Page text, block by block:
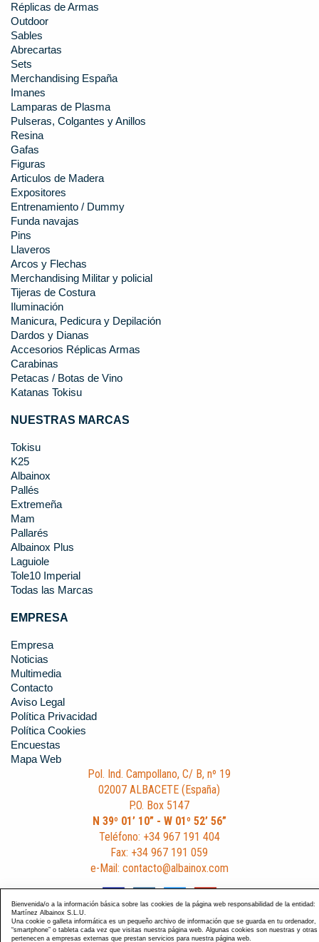
Réplicas de Armas
Outdoor
Sables
Abrecartas
Sets
Merchandising España
Imanes
Lamparas de Plasma
Pulseras, Colgantes y Anillos
Resina
Gafas
Figuras
Articulos de Madera
Expositores
Entrenamiento / Dummy
Funda navajas
Pins
Llaveros
Arcos y Flechas
Merchandising Militar y policial
Tijeras de Costura
Iluminación
Manicura, Pedicura y Depilación
Dardos y Dianas
Accesorios Réplicas Armas
Carabinas
Petacas / Botas de Vino
Katanas Tokisu
NUESTRAS MARCAS
Tokisu
K25
Albainox
Pallés
Extremeña
Mam
Pallarés
Albainox Plus
Laguiole
Tole10 Imperial
Todas las Marcas
EMPRESA
Empresa
Noticias
Multimedia
Contacto
Aviso Legal
Política Privacidad
Política Cookies
Encuestas
Mapa Web
Pol. Ind. Campollano, C/ B, nº 19
02007 ALBACETE (España)
P.O. Box 5147
N 39º 01’ 10” - W 01º 52’ 56”
Teléfono: +34 967 191 404
Fax: +34 967 191 059
e-Mail: contacto@albainox.com
Bienvenida/o a la información básica sobre las cookies de la página web responsabilidad de la entidad:
Martínez Albainox S.L.U.
Una cookie o galleta informática es un pequeño archivo de información que se guarda en tu ordenador,
“smartphone” o tableta cada vez que visitas nuestra página web. Algunas cookies son nuestras y otras
pertenecen a empresas externas que prestan servicios para nuestra página web.